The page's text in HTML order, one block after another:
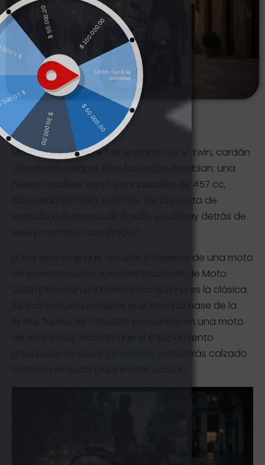
Moto Guzzi siempre fue sinónimo de V-twin, cardán
y tradición italiana. Pero las reglas cambian: una
nueva roadster con motor paralelo de 457 cc,
fabricada en India, promete ser la puerta de
entrada a la marca del águila. ¿Qué hay detrás de
Hace semanas que circulan imágenes de una moto
de pruebas con el característico look de Moto
Guzzi pero con una mecánica que no es la clásica.
Se trata de una roadster que toma la base de la
Aprilia Tuono 457. Si estás pensando en una moto
de este estilo, recordá que el equipamiento
encontrás calzado